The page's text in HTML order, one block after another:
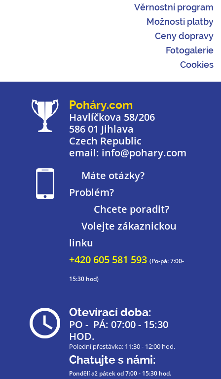
Věrnostní program
Možnosti platby
Ceny dopravy
Fotogalerie
Cookies
Poháry.com
Havlíčkova 58/206
586 01 Jihlava
Czech Republic
email: info@pohary.com
Máte otázky?
Problém?
Chcete poradit?
Volejte zákaznickou
linku
+420 605 581 593 (Po-pá: 7:00-
15:30 hod)
Otevírací doba:
PO - PÁ: 07:00 - 15:30
HOD.
Polední přestávka: 11:30 - 12:00 hod.
Chatujte s námi:
Pondělí až pátekod 7:00 - 15:30 hod.